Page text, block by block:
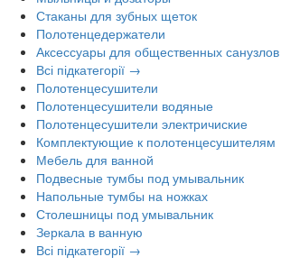
Стаканы для зубных щеток
Полотенцедержатели
Аксессуары для общественных санузлов
Всі підкатегорії →
Полотенцесушители
Полотенцесушители водяные
Полотенцесушители электричиские
Комплектующие к полотенцесушителям
Мебель для ванной
Подвесные тумбы под умывальник
Напольные тумбы на ножках
Столешницы под умывальник
Зеркала в ванную
Всі підкатегорії →